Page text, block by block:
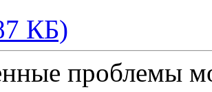
КБ)
проблемы